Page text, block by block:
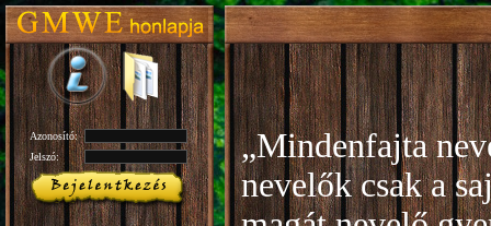
Azonosító:
Jelszó:
„Mindenfajta
nevelők csak a